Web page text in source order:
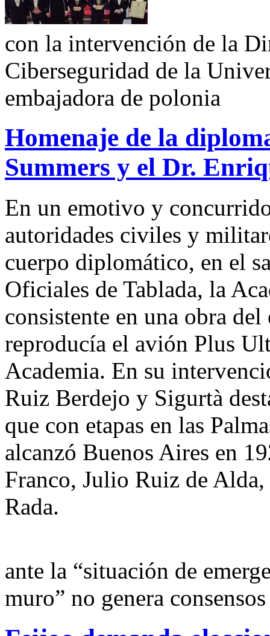
con la intervención de la
Ciberseguridad de la
embajadora de polonia
Homenaje de la
Summers y el Dr.
En un emotivo y
autoridades civiles y
cuerpo diplomático, en el
Oficiales de Tablada, la
consistente en una obra
reproducía el avión Plus
Academia. En su
Ruiz Berdejo y Sigurtà
que con etapas en las
alcanzó Buenos Aires en
Franco, Julio Ruiz de
Rada.
ante la “situación de
muro” no genera consensos